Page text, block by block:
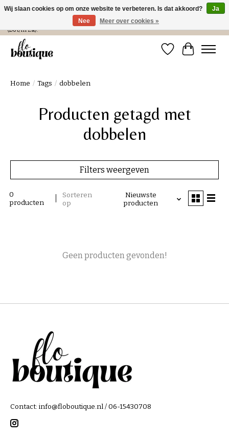
Verzending in NL € 4,99 en gratis bij een bestelling > € 100 of afhalen in de winkel
(Do t/m Za).
Verlanglijst
Home / Tags / dobbelen
Producten getagd met
dobbelen
Filters weergeven
0
producten
Sorteren
op
Nieuwste
producten
Geen producten gevonden!
Contact: info@floboutique.nl/ 06-15430708
Wij slaan cookies op om onze website te verbeteren. Is dat akkoord?
Ja
Nee
Meer over cookies »